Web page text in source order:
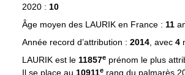
2020 : 10
Âge moyen des LAURIKen France : 11
Année record d’attribution : 2014, avec 4
LAURIK est le 11857eprénom le plus
Il se place au 10911e rang du palmarès